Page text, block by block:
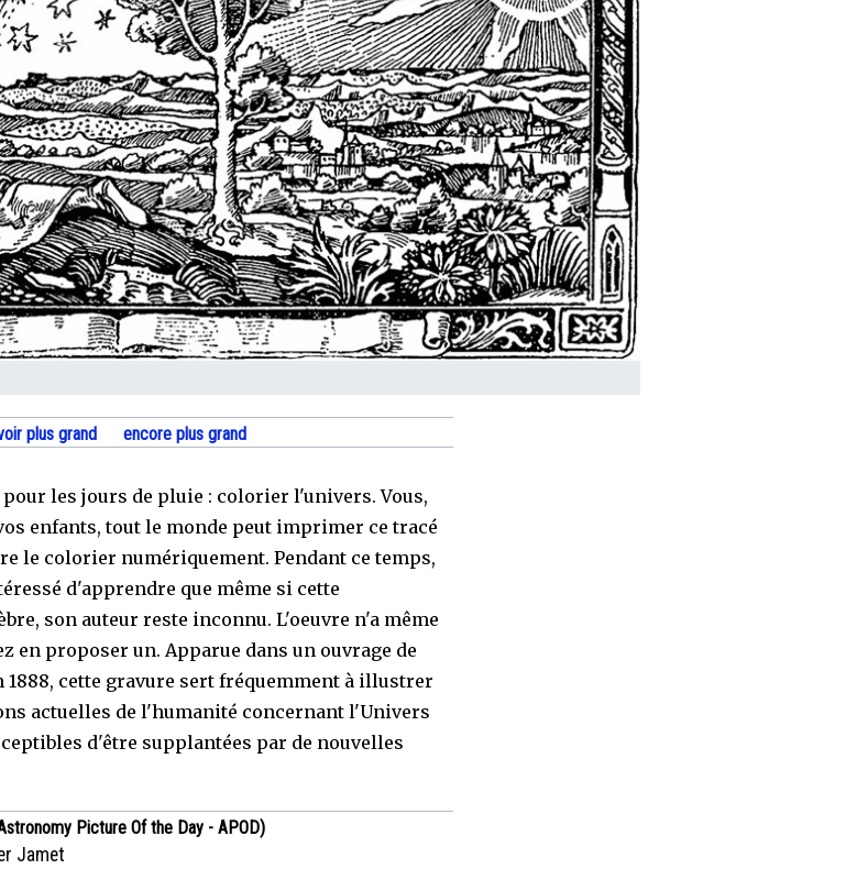
plus grand encore plus grand
les jours de pluie : colorier l'univers. Vous,
enfants, tout le monde peut imprimer ce tracé
le colorier numériquement. Pendant ce temps,
d'apprendre que même si cette
son auteur reste inconnu. L'oeuvre n'a même
en proposer un. Apparue dans un ouvrage de
cette gravure sert fréquemment à illustrer
actuelles de l'humanité concernant l'Univers
d'être supplantées par de nouvelles
Picture Of the Day - APOD)
Jamet